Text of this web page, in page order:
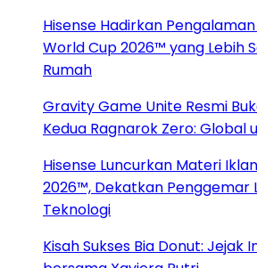
Hisense Hadirkan
World Cup 2026™ yang Lebih
Rumah
Gravity Game Unite Resmi
Kedua Ragnarok Zero: Global
Hisense Luncurkan Materi
2026™, Dekatkan Penggemar
Teknologi
Kisah Sukses Bia Donut: Jejak